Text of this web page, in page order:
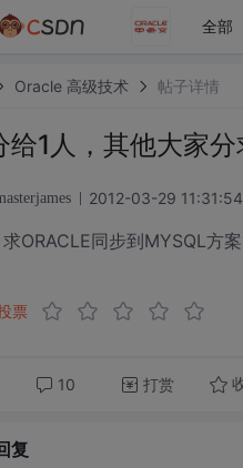
全部
Oracle 高级技术 帖子详情
1人，其他大家分
2012-03-29 11:31:54
ORACLE同步到MYSQL方案
票
10 打赏
复